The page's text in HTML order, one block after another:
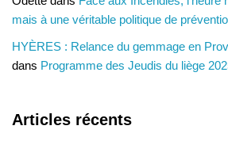
mais à une véritable politique de
HYÈRES : Relance du gemmage en
dans Programme des Jeudis du liège
Articles récents